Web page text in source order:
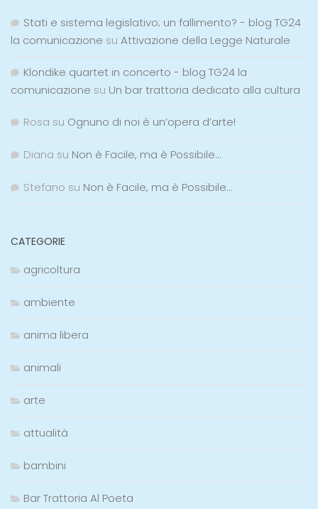
Stati e sistema legislativo; un fallimento? - blog TG24
la comunicazione su Attivazione della Legge Naturale
Klondike quartet in concerto - blog TG24 la
comunicazione su Un bar trattoria dedicato alla cultura
Rosa su Ognuno di noi è un’opera d’arte!
Diana su Non è Facile, ma è Possibile…
Stefano su Non è Facile, ma è Possibile…
CATEGORIE
agricoltura
ambiente
anima libera
animali
arte
attualità
bambini
Bar Trattoria Al Poeta